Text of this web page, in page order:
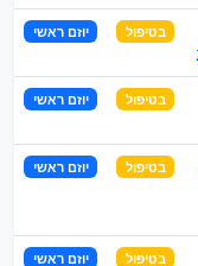
בטיפול יוזם ראשי
בטיפול יוזם ראשי
בטיפול יוזם ראשי
בטיפול יוזם ראשי